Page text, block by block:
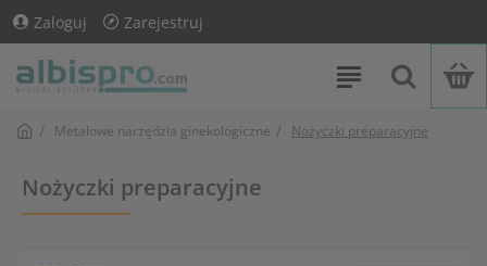
Zaloguj Zarejestruj
Metalowe narzędzia ginekologiczne Nożyczki preparacyjne
Nożyczki preparacyjne